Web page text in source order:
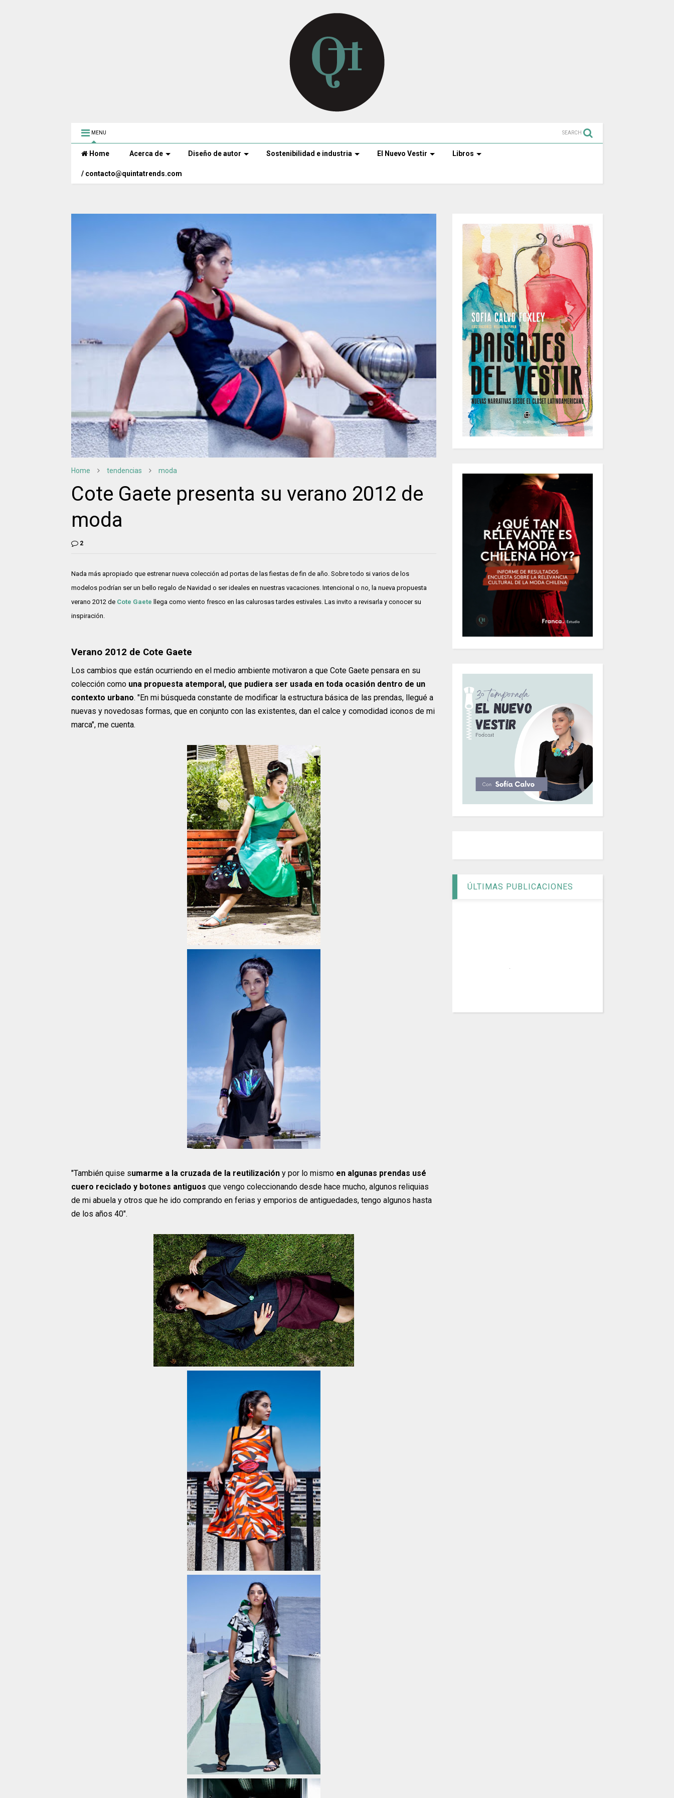
MENU SEARCH
Home Acerca de Diseño de autor Sostenibilidad e industria El Nuevo Vestir Libros
/ contacto@quintatrends.com
Home tendencias moda
Cote Gaete presenta su verano 2012 de
moda
2
Nada más apropiado que estrenar nueva colección ad portas de las fiestas de fin de año. Sobre todo si varios de los
modelos podrían ser un bello regalo de Navidad o ser ideales en nuestras vacaciones. Intencional o no, la nueva propuesta
verano 2012 de Cote Gaete llega como viento fresco en las calurosas tardes estivales. Las invito a revisarla y conocer su
inspiración.
Verano 2012 de Cote Gaete
Los cambios que están ocurriendo en el medio ambiente motivaron a que Cote Gaete pensara en su
colección como una propuesta atemporal, que pudiera ser usada en toda ocasión dentro de un
contexto urbano. "En mi búsqueda constante de modificar la estructura básica de las prendas, llegué a
nuevas y novedosas formas, que en conjunto con las existentes, dan el calce y comodidad iconos de mi
marca", me cuenta.
"También quise sumarme a la cruzada de la reutilización y por lo mismo en algunas prendas usé
cuero reciclado y botones antiguos que vengo coleccionando desde hace mucho, algunos reliquias
de mi abuela y otros que he ido comprando en ferias y emporios de antiguedades, tengo algunos hasta
de los años 40".
ÚLTIMAS PUBLICACIONES